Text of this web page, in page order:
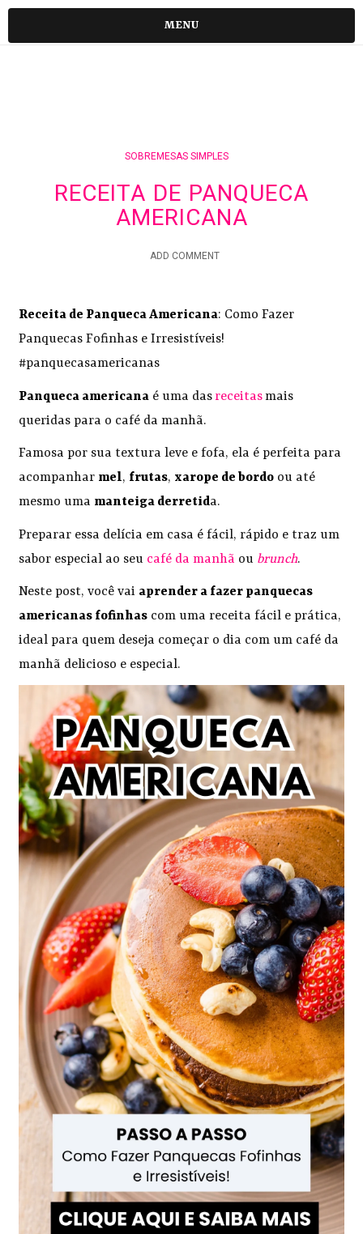
MENU
SOBREMESAS SIMPLES
RECEITA DE PANQUECA
AMERICANA
ADD COMMENT
Receita de Panqueca Americana: Como Fazer
Panquecas Fofinhas e Irresistíveis!
#panquecasamericanas
Panqueca americana é uma dasreceitasmais
queridas para o café da manhã.
Famosa por sua textura leve e fofa, ela é perfeita para
acompanhar mel, frutas, xarope de bordo ou até
mesmo uma manteiga derretida.
Preparar essa delícia em casa é fácil, rápido e traz um
sabor especial ao seu café da manhã ou brunch.
Neste post, você vai aprender a fazer panquecas
americanas fofinhas com uma receita fácil e prática,
ideal para quem deseja começar o dia com um café da
manhã delicioso e especial.